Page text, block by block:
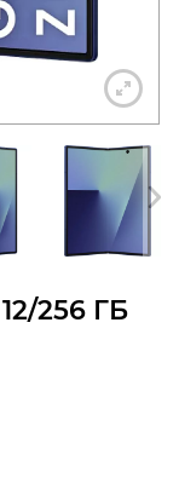
256 ГБ